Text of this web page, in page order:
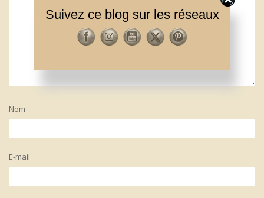
Nom
E-mail
Suivez ce blog sur les réseaux